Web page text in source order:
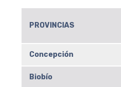
PROVINCIAS
Concepción
Biobío